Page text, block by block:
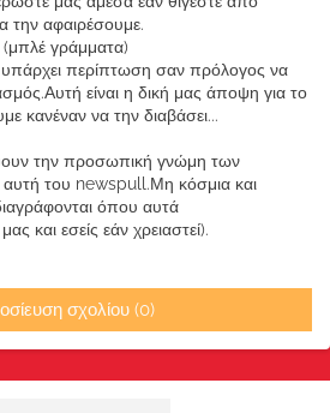
την αφαιρέσουμε.
(μπλέ γράμματα)
υπάρχει περίπτωση σαν πρόλογος να
είναι η δική μας άποψη για το
κανέναν να την διαβάσει...
την προσωπική γνώμη των
αυτή του newspull.Μη κόσμια και
όπου αυτά
και εσείς εάν χρειαστεί).
σχολίου (0)